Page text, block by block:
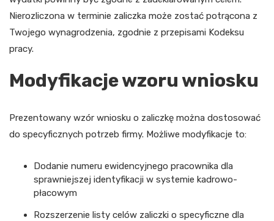
Nierozliczona w terminie zaliczka może zostać potrącona z
Twojego wynagrodzenia, zgodnie z przepisami Kodeksu
pracy.
Modyfikacje wzoru wniosku
Prezentowany wzór wniosku o zaliczkę można dostosować
do specyficznych potrzeb firmy. Możliwe modyfikacje to:
Dodanie numeru ewidencyjnego pracownika dla
sprawniejszej identyfikacji w systemie kadrowo-
płacowym
Rozszerzenie listy celów zaliczki o specyficzne dla